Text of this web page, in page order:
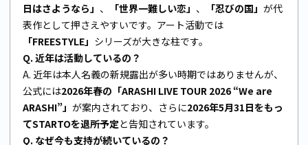
日はさようなら」 、 「世界一難しい恋」 、 「忍びの国」 が代
表作として押さえやすいです。アート活動では
「FREESTYLE」 シリーズが大きな柱です。
Q. 近年は活動しているの？
A. 近年は本人名義の新規露出が多い時期ではありませんが、
公式には2026年春の「ARASHI LIVE TOUR 2026 “We are
ARASHI”」 が案内されており、さらに2026年5月31日をもっ
てSTARTOを退所予定と告知されています。
Q. なぜ今も支持が続いているの？